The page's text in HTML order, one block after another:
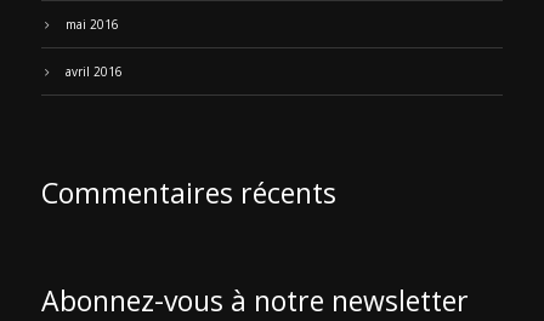
mai 2016
avril 2016
Commentaires récents
Abonnez-vous à notre newsletter